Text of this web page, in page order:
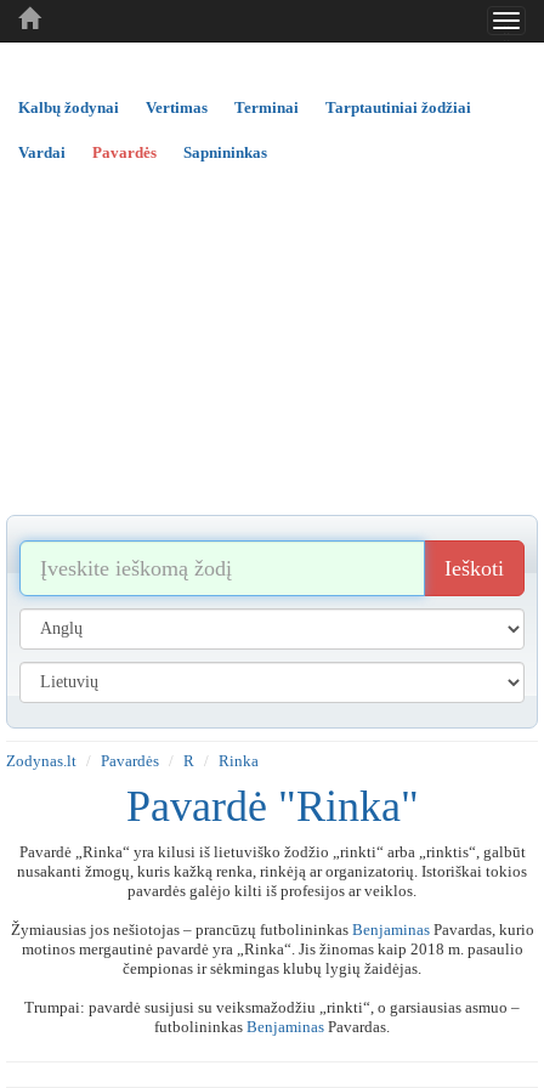
..
..
Kalbų žodynai Vertimas Terminai Tarptautiniai žodžiai
Vardai Pavardės Sapnininkas
Ieškoti
Zodynas.lt Pavardės R Rinka
Pavardė "Rinka"
Pavardė „Rinka“ yra kilusi iš lietuviško žodžio „rinkti“ arba „rinktis“, galbūt
nusakanti žmogų, kuris kažką renka, rinkėją ar organizatorių. Istoriškai tokios
pavardės galėjo kilti iš profesijos ar veiklos.
Žymiausias jos nešiotojas – prancūzų futbolininkas BenjaminasPavardas, kurio
motinos mergautinė pavardė yra „Rinka“. Jis žinomas kaip 2018 m. pasaulio
čempionas ir sėkmingas klubų lygių žaidėjas.
Trumpai: pavardė susijusi su veiksmažodžiu „rinkti“, o garsiausias asmuo –
futbolininkas Benjaminas Pavardas.